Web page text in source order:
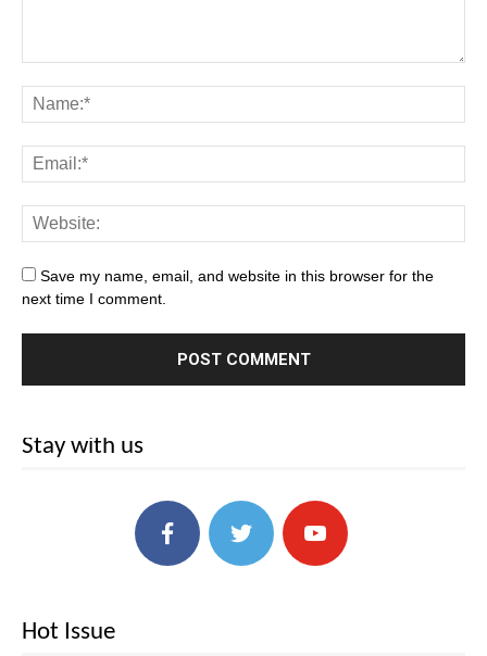
Save my name, email, and website in this browser for the
next time I comment.
Stay with us
Hot Issue